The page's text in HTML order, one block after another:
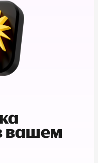
вашем